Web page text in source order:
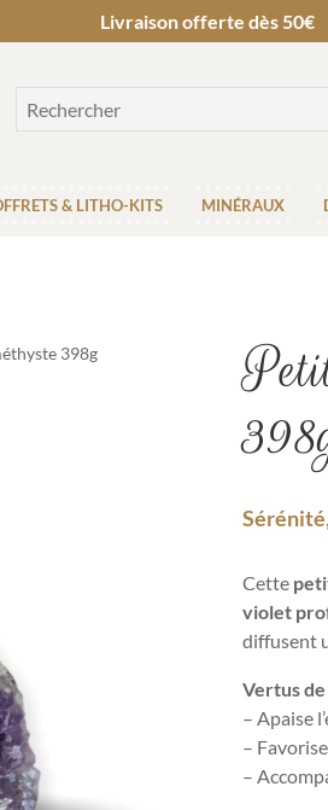
Livraison offerte dès 50€
& LITHO-KITS MINÉRAUX
398g
Cette
violet
diffusent
Vertus de
– Apaise
–
–